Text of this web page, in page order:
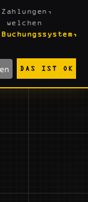
DAS IST OK